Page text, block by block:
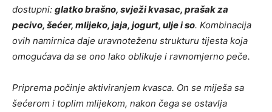
dostupni: glatko brašno, svježi kvasac, prašak za
pecivo, šećer, mlijeko, jaja, jogurt, ulje i so. Kombinacija
ovih namirnica daje uravnoteženu strukturu tijesta koja
omogućava da se ono lako oblikuje i ravnomjerno peče.
Priprema počinje aktiviranjem kvasca. On se miješa sa
šećerom i toplim mlijekom, nakon čega se ostavlja